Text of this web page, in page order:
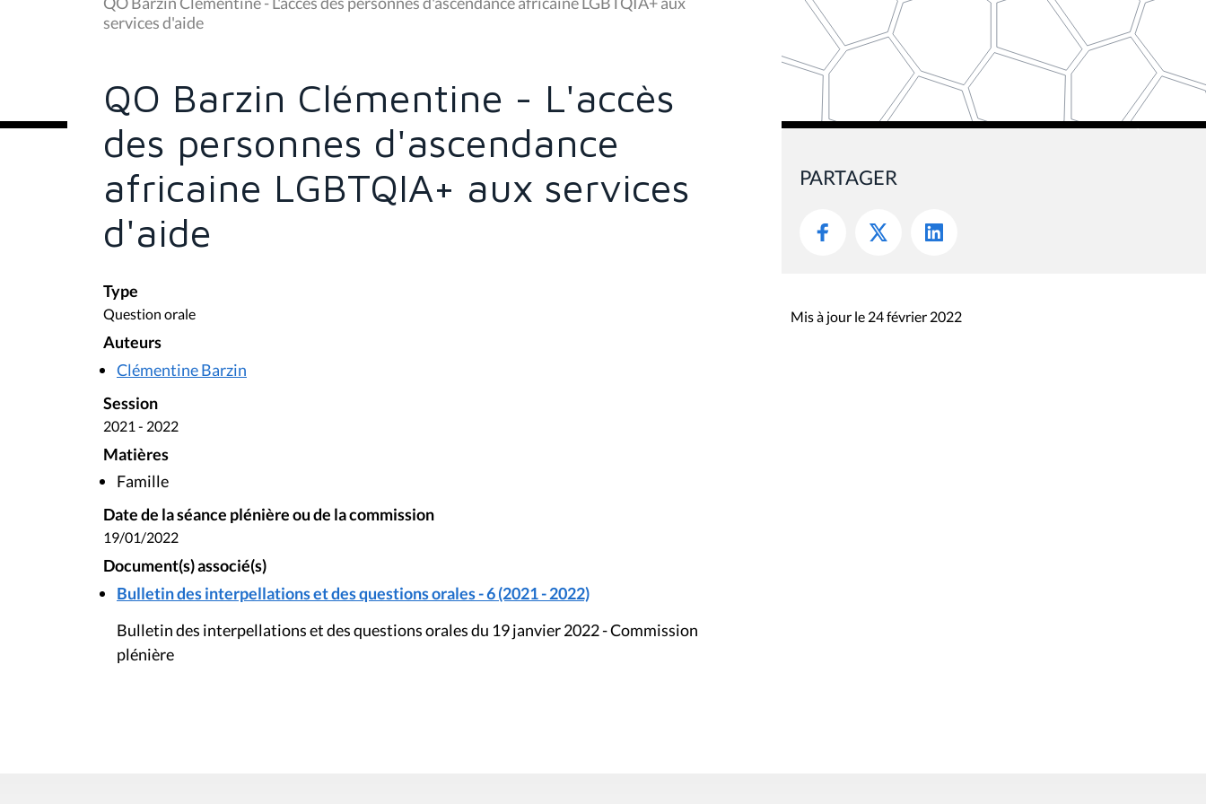
ê
c
:
services d'aide
QO Barzin Clémentine - L'accès
des personnes d'ascendance
africaine LGBTQIA+ aux services
d'aide
Type
Question orale
Auteurs
Clémentine Barzin
Session
2021 - 2022
Matières
Famille
Date de la séance plénière ou de la commission
19/01/2022
Document(s) associé(s)
Bulletin des interpellations et des questions orales - 6 (2021 - 2022)
Bulletin des interpellations et des questions orales du 19 janvier 2022 - Commission
plénière
PARTAGER
Mis à jour le 24 février 2022